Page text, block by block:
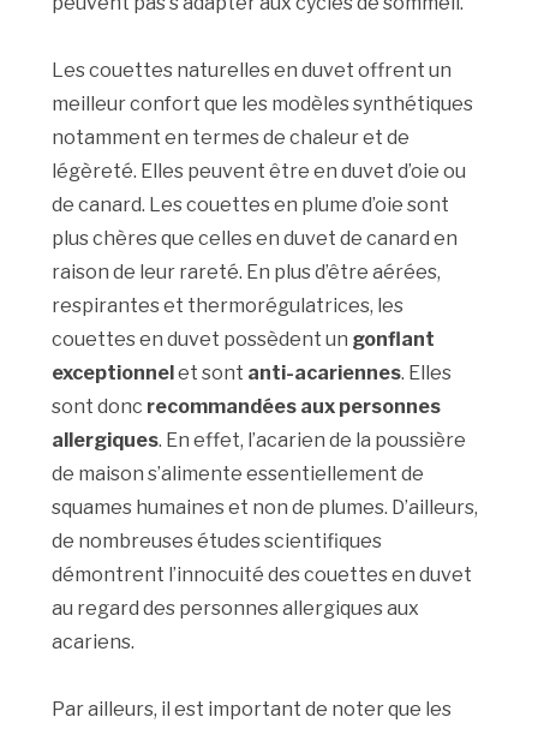
Les couettes naturelles en duvet offrent un
meilleur confort que les modèles synthétiques
notamment en termes de chaleur et de
légèreté. Elles peuvent être en duvet d’oie ou
de canard. Les couettes en plume d’oie sont
plus chères que celles en duvet de canard en
raison de leur rareté. En plus d’être aérées,
respirantes et thermorégulatrices, les
couettes en duvet possèdent un gonflant
exceptionnelet sont anti-acariennes. Elles
sont donc recommandées aux personnes
allergiques. En effet, l’acarien de la poussière
de maison s’alimente essentiellement de
squames humaines et non de plumes. D’ailleurs,
de nombreuses études scientifiques
démontrent l’innocuité des couettes en duvet
au regard des personnes allergiques aux
acariens.
Par ailleurs, il est important de noter que les